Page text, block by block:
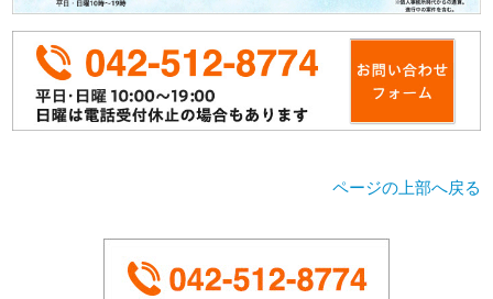
ページの上部へ戻る